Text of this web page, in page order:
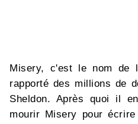
Misery, c'est le nom de
rapporté des millions de
Sheldon. Après quoi il
mourir Misery pour